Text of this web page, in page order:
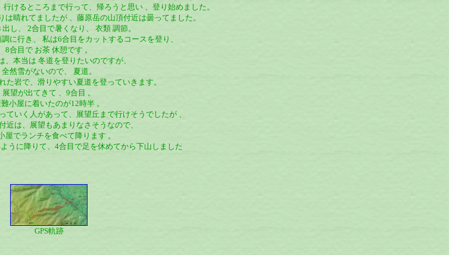
けるところまで行って、帰ろうと思い 、登り始めました。
は晴れてましたが 、藤原岳の山頂付近は曇ってました。
し、 2合目で暑くなり、 衣類 調節。
に行き、 私は6合目をカットするコースを登り、
8合目で お茶 休憩です 。
、本当は 冬道を登りたいのですが、
全然雪がないので、 夏道。
た岩で、滑りやすい夏道を登っていきます。
展望が出てきて 、9合目 。
小屋に着いたのが12時半 。
ていく人があって、展望丘まで行けそうでしたが 、
近は、展望もあまりなさそうなので、
屋でランチを食べて降ります 。
うに降りて、4合目で足を休めてから下山しました
GPS軌跡